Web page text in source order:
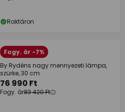
Raktáron
Fogy. ár -7%
By Rydéns nagy mennyezeti lámpa,
szürke, 30 cm
76 990 Ft
Fogy. ár83 420 Ft